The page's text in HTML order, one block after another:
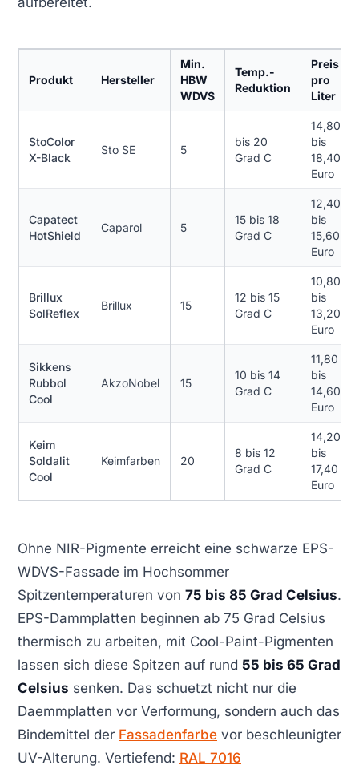
Produkt Hersteller
Min.
HBW
WDVS
Temp.-
Reduktion
Preis
pro
Liter
StoColor
X-Black
Sto SE 5
bis 20
Grad C
14,80
bis
18,40
Euro
Capatect
HotShield
Caparol 5
15 bis 18
Grad C
12,40
bis
15,60
Euro
Brillux
SolReflex
Brillux 15
12 bis 15
Grad C
10,80
bis
13,20
Euro
Sikkens
Rubbol
Cool
AkzoNobel 15
10 bis 14
Grad C
11,80
bis
14,60
Euro
Keim
Soldalit
Cool
Keimfarben 20
8 bis 12
Grad C
14,20
bis
17,40
Euro
Ohne NIR-Pigmente erreicht eine schwarze EPS-
WDVS-Fassade im Hochsommer
Spitzentemperaturen von 75 bis 85 Grad Celsius.
EPS-Dammplatten beginnen ab 75 Grad Celsius
thermisch zu arbeiten, mit Cool-Paint-Pigmenten
lassen sich diese Spitzen auf rund 55 bis 65 Grad
Celsius senken. Das schuetzt nicht nur die
Daemmplatten vor Verformung, sondern auch das
Bindemittel der Fassadenfarbe vor beschleunigter
UV-Alterung. Vertiefend: RAL 7016